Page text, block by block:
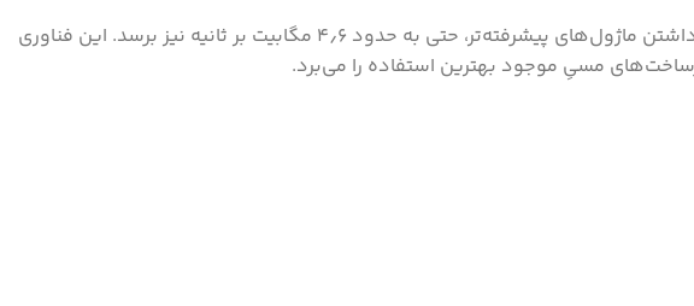
مودم STU2 قادر است داده‌ها را از ۳۸۴ کیلوبیت بر ثانیه تا حدود ۴٫۰۹۶ مگابیت بر ثانیه انتقال دهد، و در صورت داشتن ماژول‌های پیشرفته‌تر، حتی به حدود ۴٫۶ مگابیت بر ثانیه نیز برسد. این فناوری